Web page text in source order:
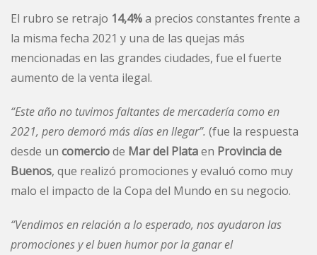
El rubro se retrajo 14,4%a precios constantes frente a
la misma fecha 2021 y una de las quejas más
mencionadas en las grandes ciudades, fue el fuerte
aumento de la venta ilegal.
“Este año no tuvimos faltantes de mercadería como en
2021, pero demoró más días en llegar”. (fue la respuesta
desde un comerciode Mar del Plataen Provincia de
Buenos, que realizó promociones y evaluó como muy
malo el impacto de la Copa del Mundo en su negocio.
“Vendimos en relación a lo esperado, nos ayudaron las
promociones y el buen humor por la ganar el